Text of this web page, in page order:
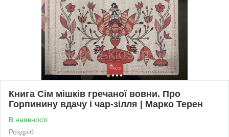
Книга Сім мішків гречаної вовни. Про
Горпинину вдачу і чар-зілля | Марко Терен
В наявності
Роздріб